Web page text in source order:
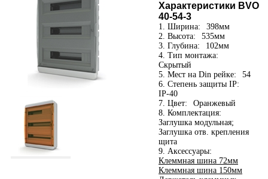
Характеристики BVO
40-54-3
1. Ширина:
398мм
2. Высота:
535мм
3. Глубина:
102мм
4. Тип монтажа:
Скрытый
5. Мест на Din рейке:
54
6. Степень защиты IP:
IP-40
7. Цвет:
Оранжевый
8. Комплектация:
Заглушка модульная;
Заглушка отв. крепления
щита
9. Аксессуары:
Клеммная шина 72мм
Клеммная шина 150мм